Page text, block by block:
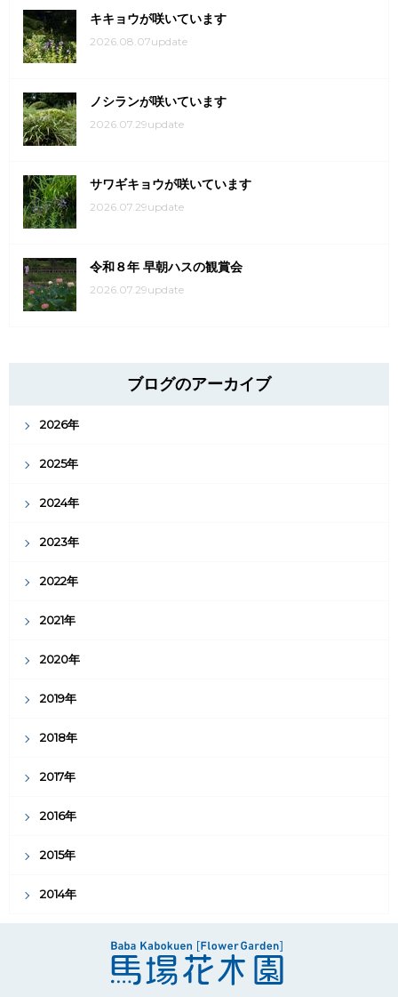
キキョウが咲いています
2026.08.07update
ノシランが咲いています
2026.07.29update
サワギキョウが咲いています
2026.07.29update
令和８年 早朝ハスの観賞会
2026.07.29update
ブログのアーカイブ
2026年
2025年
2024年
2023年
2022年
2021年
2020年
2019年
2018年
2017年
2016年
2015年
2014年